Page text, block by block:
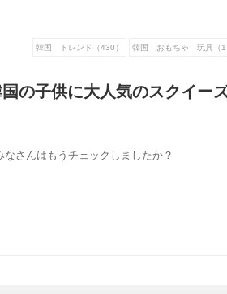
韓国 トレンド（430） 韓国 おもちゃ 玩具（1
の子供に大人気のスクイー
さんはもうチェックしましたか？